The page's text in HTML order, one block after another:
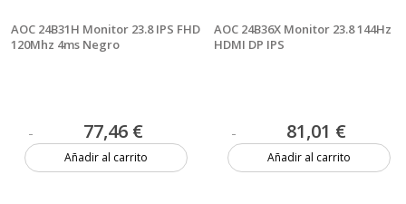
AOC 24B31H Monitor 23.8 IPS FHD
120Mhz 4ms Negro
77,46 €
Añadir al carrito
AOC 24B36X Monitor 23.8 144Hz
HDMI DP IPS
81,01 €
Añadir al carrito